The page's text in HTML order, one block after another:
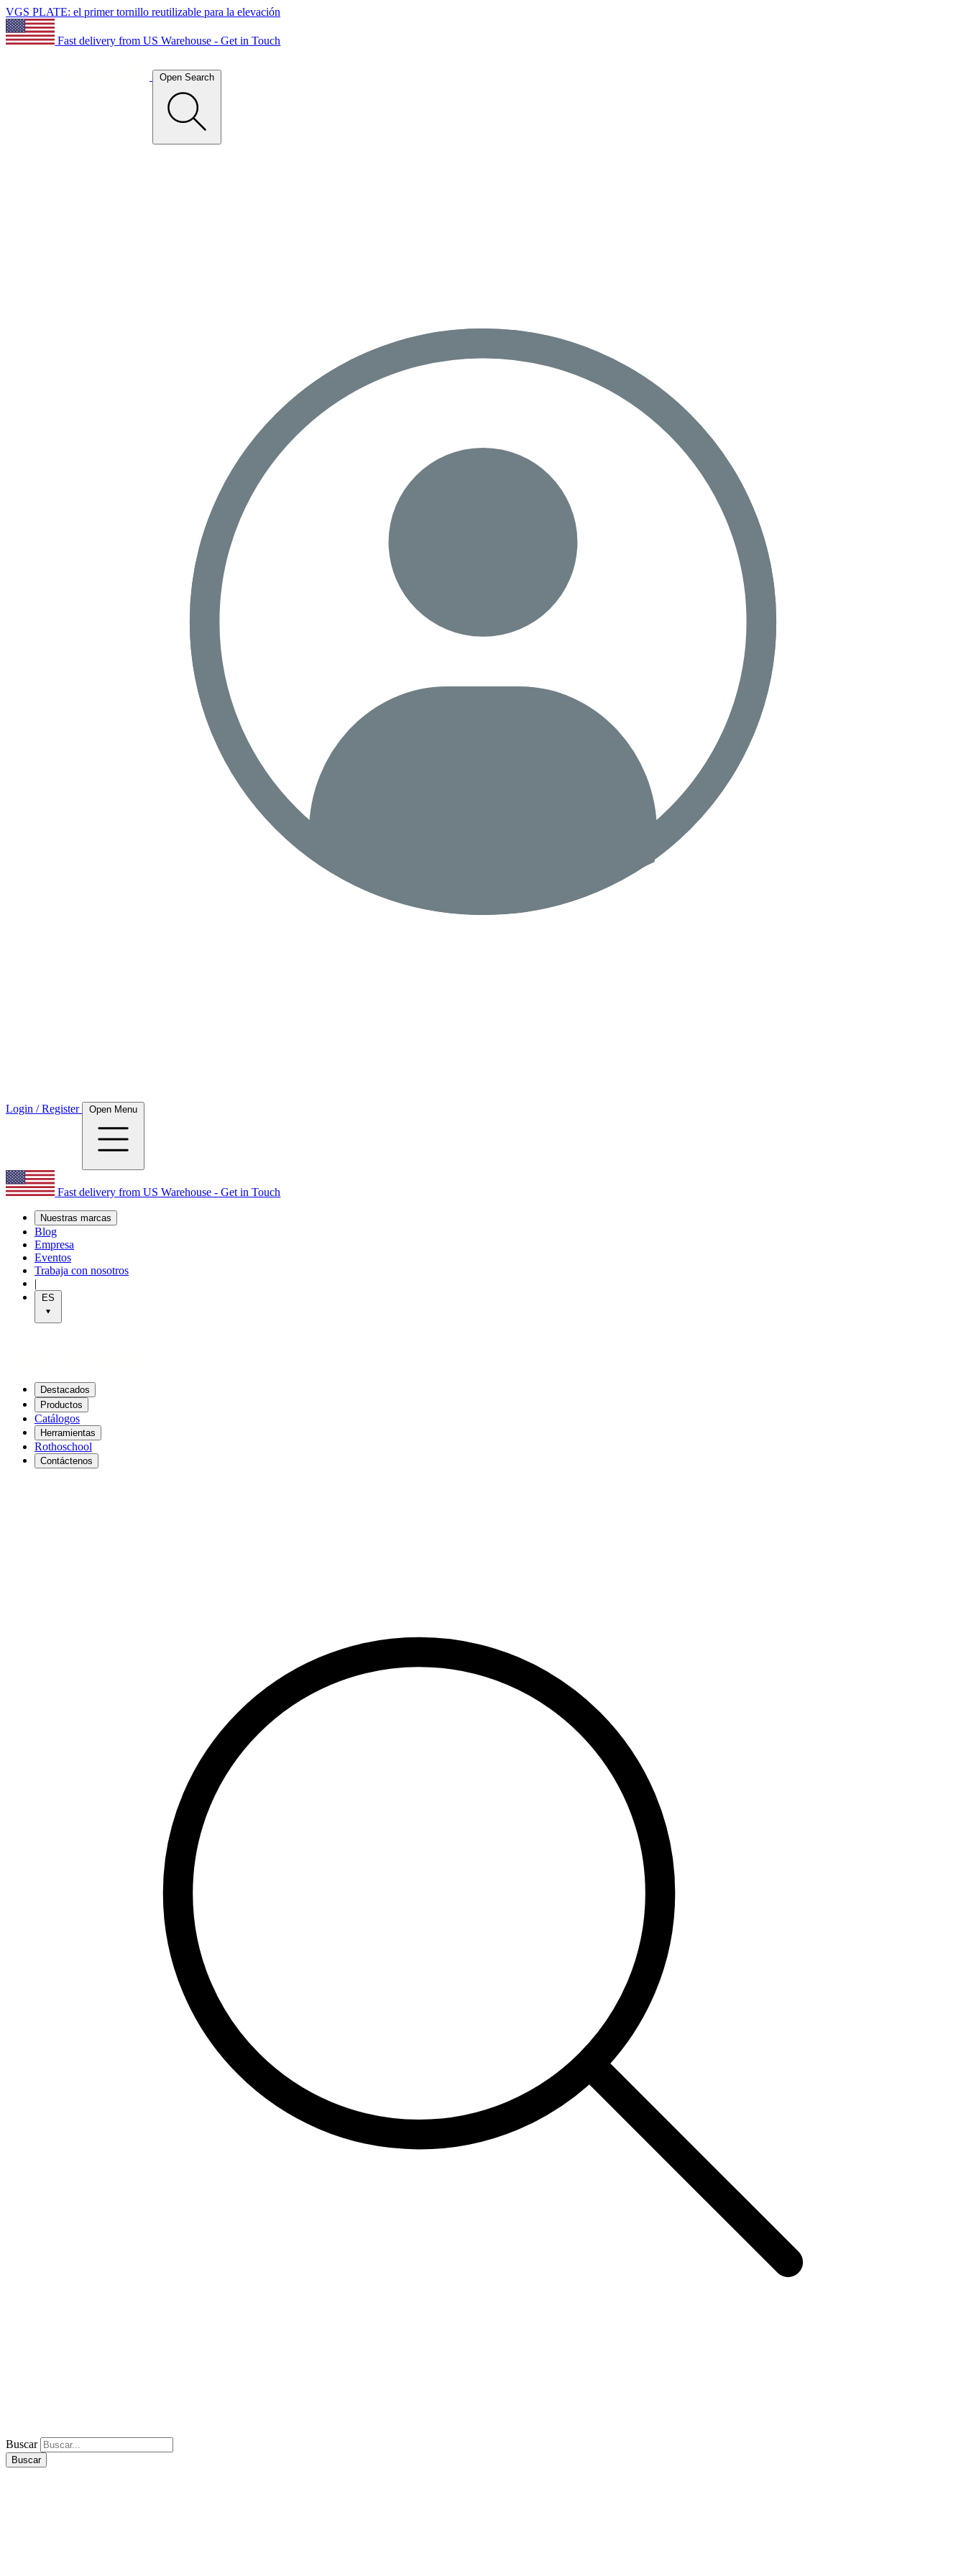
VGS PLATE: el primer tornillo reutilizable para la elevación
Fast delivery from US Warehouse - Get in Touch
Open Search
Login / Register Open Menu
Fast delivery from US Warehouse - Get in Touch
Nuestras marcas
Blog
Empresa
Eventos
Trabaja con nosotros
|
ES
Destacados
Productos
Catálogos
Herramientas
Rothoschool
Contáctenos
Buscar
Buscar